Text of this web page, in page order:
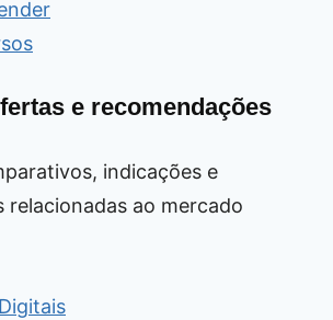
e recomendações
indicações e
relacionadas ao mercado